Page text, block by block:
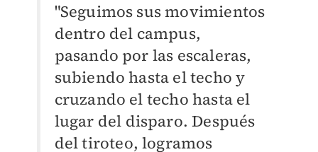
"Seguimos sus movimientos
dentro del campus,
pasando por las escaleras,
subiendo hasta el techo y
cruzando el techo hasta el
lugar del disparo. Después
del tiroteo, logramos